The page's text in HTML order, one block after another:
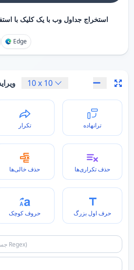
استخراج جداول وب با یک کلیک با
Edge
10x 10
تکرار ترانهاده
حذف خالی‌ها حذف تکراری‌ها
حروف کوچک حرف اول بزرگ